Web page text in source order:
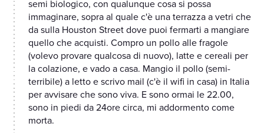
semi biologico, con qualunque cosa si possa
immaginare, sopra al quale c'è una terrazza a vetri che
da sulla Houston Street dove puoi fermarti a mangiare
quello che acquisti. Compro un pollo alle fragole
(volevo provare qualcosa di nuovo), latte e cereali per
la colazione, e vado a casa. Mangio il pollo (semi-
terribile) a letto e scrivo mail (c'è il wifi in casa) in Italia
per avvisare che sono viva. E sono ormai le 22.00,
sono in piedi da 24ore circa, mi addormento come
morta.